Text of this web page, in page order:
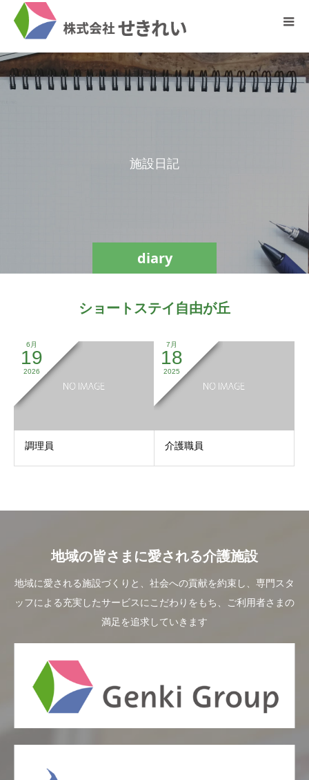
diary
施設日記
ショートステイ自由が丘
6月
19
2026
調理員
7月
18
2025
介護職員
地域の皆さまに愛される介護施設
地域に愛される施設づくりと、社会への貢献を約束し、専門スタ
ッフによる充実したサービスにこだわりをもち、ご利用者さまの
満足を追求していきます